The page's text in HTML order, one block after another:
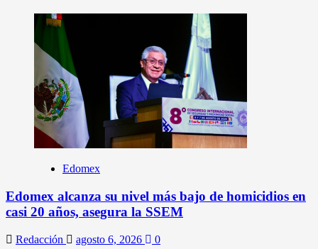
Edomex
Edomex alcanza su nivel más bajo de homicidios en
casi 20 años, asegura la SSEM
Redacción agosto 6, 2026 0